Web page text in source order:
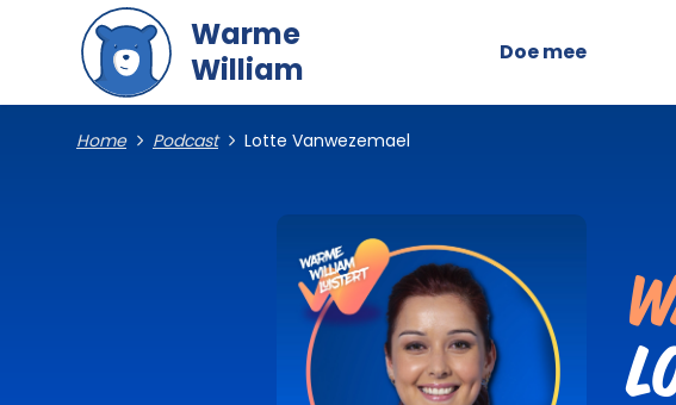
Naar hoofdinhoud gaan
Warme
William
Doe mee
Home Podcast Lotte Vanwezemael